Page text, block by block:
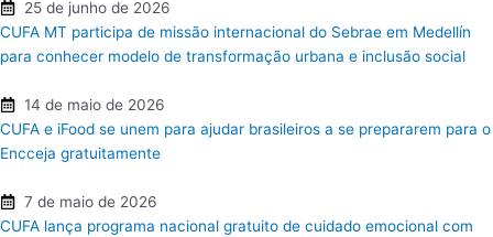
25 de junho de 2026
CUFA MT participa de missão internacional do Sebrae em Medellín
para conhecer modelo de transformação urbana e inclusão social
14 de maio de 2026
CUFA e iFood se unem para ajudar brasileiros a se prepararem para o
Encceja gratuitamente
7 de maio de 2026
CUFA lança programa nacional gratuito de cuidado emocional com